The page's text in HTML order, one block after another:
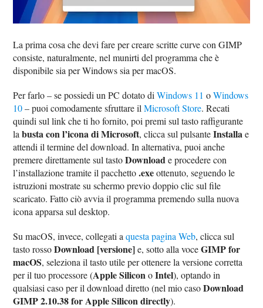
La prima cosa che devi fare per creare scritte curve con GIMP
consiste, naturalmente, nel munirti del programma che è
disponibile sia per Windows sia per macOS.
Per farlo – se possiedi un PC dotato diWindows 11 oWindows
10– puoi comodamente sfruttare ilMicrosoft Store. Recati
quindi sul link che ti ho fornito, poi premi sul tasto raffigurante
labusta con l’icona di Microsoft, clicca sul pulsanteInstallae
attendi il termine del download. In alternativa, puoi anche
premere direttamente sul tastoDownloade procedere con
l’installazione tramite il pacchetto.exeottenuto, seguendo le
istruzioni mostrate su schermo previo doppio clic sul file
scaricato. Fatto ciò avvia il programma premendo sulla nuova
icona apparsa sul desktop.
Su macOS, invece, collegati aquesta pagina Web, clicca sul
tasto rossoDownload [versione]e, sotto alla voceGIMP for
macOS, seleziona il tasto utile per ottenere la versione corretta
per il tuo processore (Apple SiliconoIntel), optando in
qualsiasi caso per il download diretto (nel mio casoDownload
GIMP 2.10.38 for Apple Silicon directly).